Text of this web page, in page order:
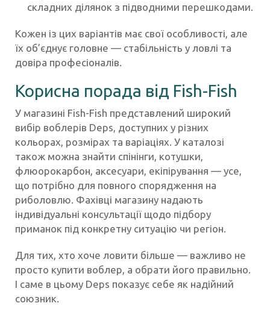
складних ділянок з підводними перешкодами.
Кожен із цих варіантів має свої особливості, але
їх об’єднує головне — стабільність у ловлі та
довіра професіоналів.
Корисна порада від Fish-Fish
У магазині Fish-Fish представлений широкий
вибір воблерів Deps, доступних у різних
кольорах, розмірах та варіаціях. У каталозі
також можна знайти спінінги, котушки,
флюорокарбон, аксесуари, екіпірування — усе,
що потрібно для повного спорядження на
риболовлю. Фахівці магазину надають
індивідуальні консультації щодо підбору
приманок під конкретну ситуацію чи регіон.
Для тих, хто хоче ловити більше — важливо не
просто купити воблер, а обрати його правильно.
І саме в цьому Deps показує себе як надійний
союзник.